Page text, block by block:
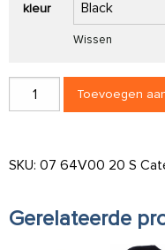
kleur
Wissen
Gildan herren T-shirt V-
Toevoegen
SKU: 07 64V00 20 S
Gerelateerde